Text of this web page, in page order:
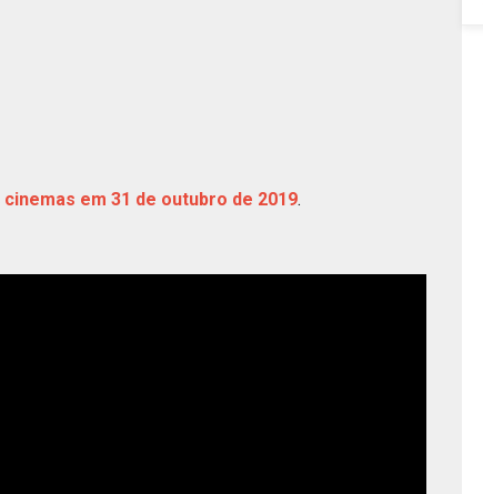
cinemas em 31 de outubro de 2019.